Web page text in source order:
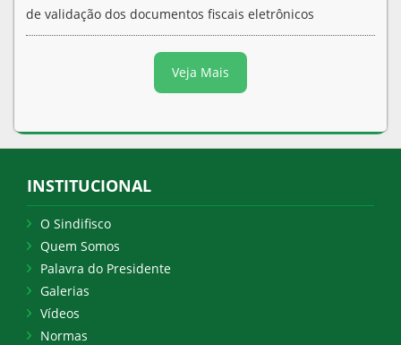
de validação dos documentos fiscais eletrônicos
Veja Mais
INSTITUCIONAL
O Sindifisco
Quem Somos
Palavra do Presidente
Galerias
Vídeos
Normas